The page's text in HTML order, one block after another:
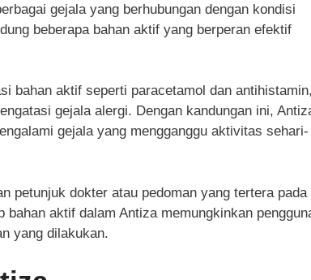
gejala yang berhubungan dengan kondisi
beberapa bahan aktif yang berperan efektif
bahan aktif seperti paracetamol dan
gejala alergi. Dengan kandungan ini,
gejala yang mengganggu aktivitas sehari-
petunjuk dokter atau pedoman yang tertera pada
aktif dalam Antiza memungkinkan
yang dilakukan.